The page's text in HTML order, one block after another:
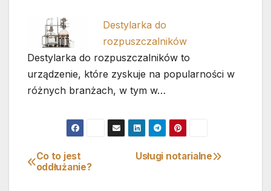
Destylarka do
rozpuszczalników
Destylarka do rozpuszczalników to
urządzenie, które zyskuje na popularności w
różnych branżach, w tym w…
Nawigacja
Usługi notarialne
Co to jest
oddłużanie?